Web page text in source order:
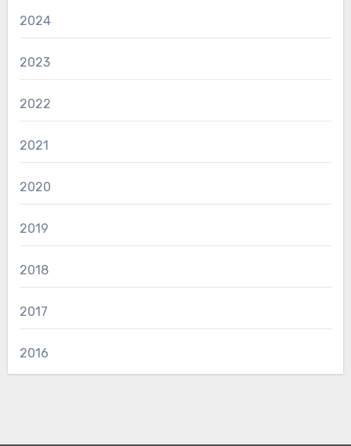
2024
2023
2022
2021
2020
2019
2018
2017
2016